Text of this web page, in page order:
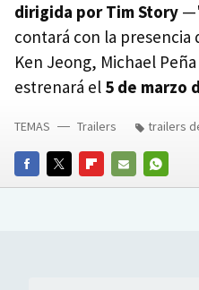
dirigida por Tim Story
contará con la presencia
Ken Jeong, Michael
estrenará el 5 de marzo
FACEBOOKTWITTERFLIPBOARD
E-
TEMAS Trailers trailers